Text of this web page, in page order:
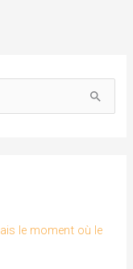
le moment où le